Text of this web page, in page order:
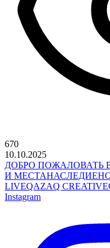
670
10.10.2025
ДОБРО ПОЖАЛОВАТЬ
И МЕСТАНАСЛЕДИЕ
LIVEQAZAQ CREATIVE
Instagram